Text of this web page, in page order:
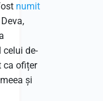
numit
celui de-
ca ofițer
și